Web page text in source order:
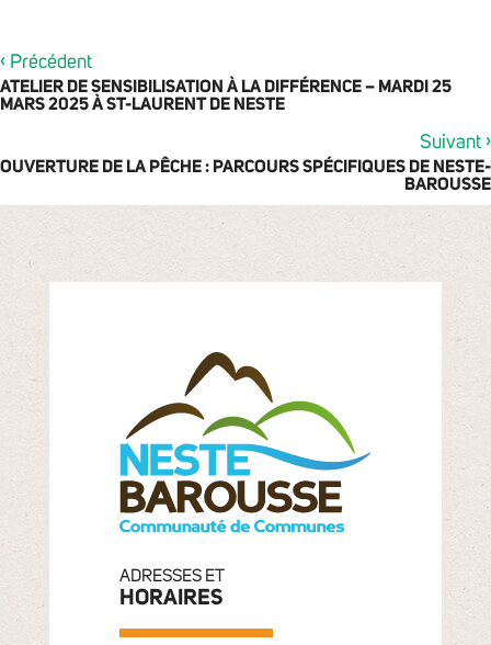
‹ Précédent
ATELIER DE SENSIBILISATION À LA DIFFÉRENCE – MARDI 25
MARS 2025 À ST-LAURENT DE NESTE
Suivant ›
OUVERTURE DE LA PÊCHE : PARCOURS SPÉCIFIQUES DE NESTE-
BAROUSSE
ADRESSES ET
HORAIRES